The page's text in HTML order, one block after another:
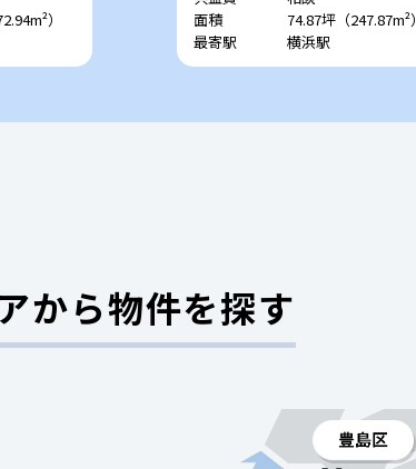
）
面積
74.87坪（247.87m²）
最寄駅
横浜駅
から物件を探す